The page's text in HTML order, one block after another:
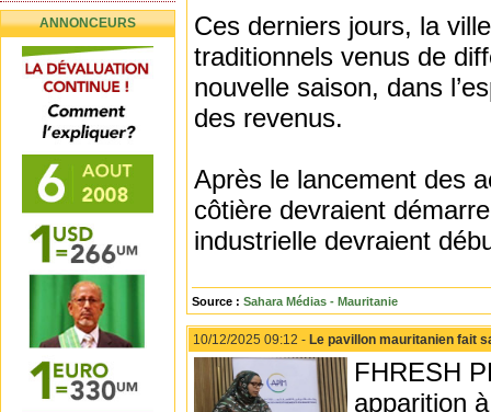
Nomination de l’Honorable Diye
Ba au poste de...
Mauritanie : les résultats du
baccalauréat 2026...
Mauritanie : Les 10 premiers au
BEPC 2026
Un syndicat de l’enseignement
rejette la...
ANNONCEURS
Ces derniers jours, la
traditionnels venus de
nouvelle saison, dans
des revenus.
Après le lancement des
côtière devraient
industrielle devraient
Source : Sahara Médias - Mauritanie
10/12/2025 09:12 - Le pavillon mauritanien fait
FHRESH
apparition